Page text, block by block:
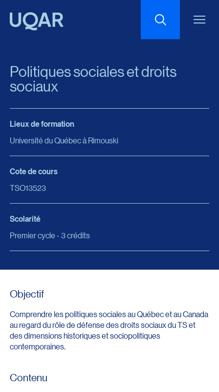
Interlignage du texte
Espacement du texte
Politiques sociales et droits
sociaux
Lieux de formation
Université du Québec à Rimouski
Cote de cours
TSO13523
Scolarité
Premier cycle - 3 crédits
Objectif
Comprendre les politiques sociales au Québec et au Canada
au regard du rôle de défense des droits sociaux du TS et
des dimensions historiques et sociopolitiques
contemporaines.
Contenu